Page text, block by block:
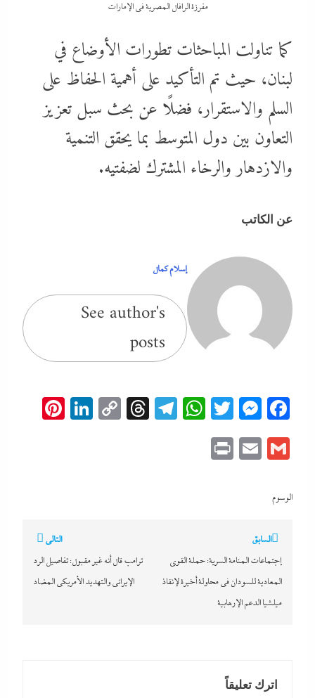
مفرزة الرافال المصرية فى الإمارات
كما تناولت المباحثات تطورات الأوضاع في
لبنان، حيث تم التأكيد على أهمية الحفاظ على
السلم والاستقرار، فضلًا عن بحث سبل تعزيز
التعاون بين دول المتوسط بما يحقق التنمية
والازدهار والرخاء المشترك لضفتيه.
عن الكاتب
إسلام كمال
See author's
posts
Facebook
Messenger
Twitter
WhatsApp
Telegram
Threads
Copy
Gmail
Email
الوسوم
تصفّح
المقالات
السابق
إجتماعات المنامة السرية: حملة القوى
المعادية للسودان في محاولة أخيرة لإنقاذ
ميلشيا الدعم الإرهابية
التالي
ترامب قال أنه غير مقبول: تفاصيل الرد
الإيرانى والتهديد الأمريكي المضاد
اترك تعليقاً